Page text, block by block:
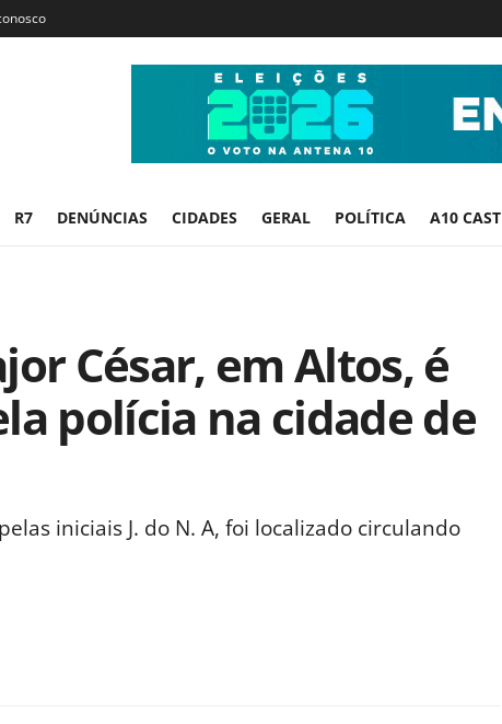
R7 DENÚNCIAS CIDADES GERAL POLÍTICA A10 CAST
César, em Altos, é
polícia na cidade de
iniciais J. do N. A, foi localizado circulando